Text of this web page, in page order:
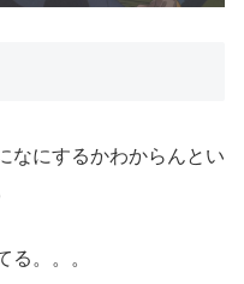
なにするかわからんとい
。。。